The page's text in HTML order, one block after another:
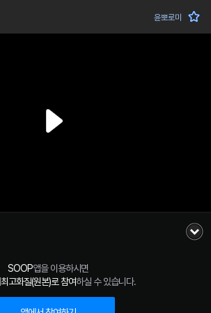
윤뽀로미
SOOP앱을 이용하시면
최고화질(원본)로 참여하실 수 있습니다.